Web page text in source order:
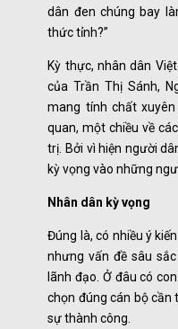
dân đen chúng bay
thức tỉnh?”
Kỳ thực, nhân dân
của Trần Thị Sánh,
mang tính chất
quan, một chiều về
trị. Bởi vì hiện người
kỳ vọng vào những
Nhân dân kỳ vọng
Đúng là, có nhiều ý
nhưng vấn đề sâu
lãnh đạo. Ở đâu có
chọn đúng cán bộ cần
sự thành công.